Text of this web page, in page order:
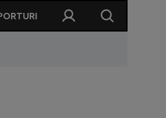
de la Paris